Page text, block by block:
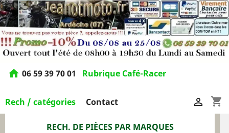
home 06 59 39 70 01 Rubrique Café-Racer
Rech / catégories Contact shopping_cart

RECH. DE PIÈCES PAR MARQUES